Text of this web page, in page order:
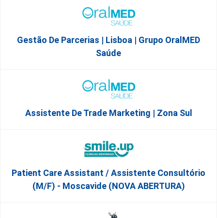
Gestão De Parcerias | Lisboa | Grupo OralMED
Saúde
Assistente De Trade Marketing | Zona Sul
Patient Care Assistant / Assistente Consultório
(M/F) - Moscavide (NOVA ABERTURA)